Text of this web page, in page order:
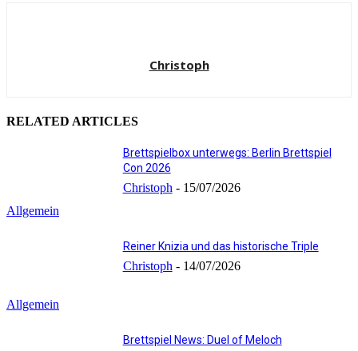
Christoph
RELATED ARTICLES
Allgemein
Brettspielbox unterwegs: Berlin Brettspiel
Con 2026
Christoph - 15/07/2026
Allgemein
Reiner Knizia und das historische Triple
Christoph - 14/07/2026
Brettspiel News: Duel of Meloch